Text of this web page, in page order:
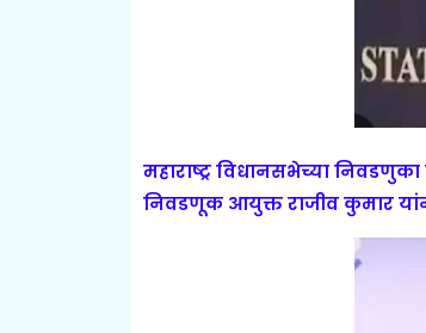
महाराष्ट्र विधानसभेच्या
निवडणूक आयुक्त राजीव कुमार यांनी